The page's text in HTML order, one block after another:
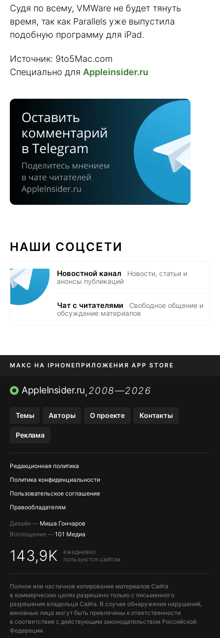
Судя по всему, VMWare не будет тянуть
время, так как Parallels уже выпустила
подобную программу для iPad.
Источник: 9to5Mac.com
Специально для Appleinsider.ru
НАШИ СОЦСЕТИ
Новостной канал
Новости, статьи и
анонсы публикаций
Чат с читателями
Свободное общение и
обсуждение материалов
МАКС НА IPHONE ПРИЛОЖЕНИЯ APP STORE
TIKTOK НА IPHONEПРИЛОЖЕНИЯ БЕЗ APP STORE
AppleInsider.ru,2008—2026
Темы Авторы О проекте Контакты
Реклама
Редакционная политика
Политика конфиденциальности
Пользовательское соглашение
Правообладателям
Дизайн — Миша Гончаров
Воплощение — 101 Медиа
143,9K
ежедневно
пользуются сайтом
Полное или частичное копирование материалов Сайта
в коммерческих целях разрешено только с письменного
разрешения владельца Сайта. В случае обнаружения нарушений,
виновные лица могут быть привлечены к ответственности
в соответствии с действующим законодательством Российской
Федерации.